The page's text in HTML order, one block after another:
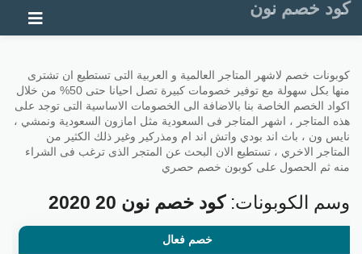
كود خصم نون
كوبونات خصم لاشهر المتاجر العالمية و العربية التى تستطيع ان تشترى
منها بكل سهولة مع توفير خصومات كبيرة تصل احيانا حتى 50% من خلال
اكواد الخصم الخاصة بنا بالاضافة الى الخصومات الاساسية التى توجد على
هذه المتاجر ، اشهر المتاجر فى السعودية مثل امازون السعودية ونمشي ،
نايس ون ، باث اند بودي واتش اند ام ومذركير وغير ذلك الكثير من
المتاجر الاخري ، تستطيع الان البحث عن المتجر الذى ترغب فى الشراء
منه ثم الحصول على كوبون خصم حصري
وسم الكوبونات:كود خصم نون 20 2020
خصم فعال